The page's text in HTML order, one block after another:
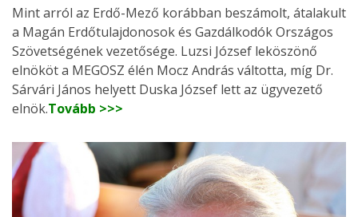
Mint arról az Erdő-Mező korábban beszámolt, átalakult
a Magán Erdőtulajdonosok és Gazdálkodók Országos
Szövetségének vezetősége. Luzsi József leköszönő
elnököt a MEGOSZ élén Mocz András váltotta, míg Dr.
Sárvári János helyett Duska József lett az ügyvezető
elnök.Tovább >>>